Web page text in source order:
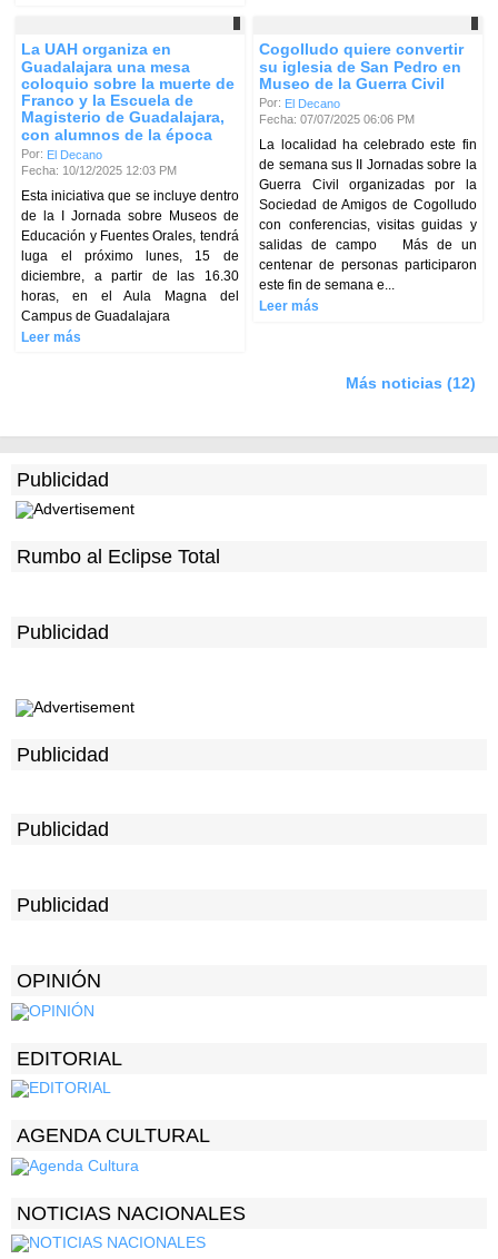
La UAH organiza en
Guadalajara una mesa
coloquio sobre la muerte de
Franco y la Escuela de
Magisterio de Guadalajara,
con alumnos de la época
Por: El Decano
Fecha: 10/12/2025 12:03 PM
Esta iniciativa que se incluye dentro
de la I Jornada sobre Museos de
Educación y Fuentes Orales, tendrá
luga el próximo lunes, 15 de
diciembre, a partir de las 16.30
horas, en el Aula Magna del
Campus de Guadalajara
Leer más
Cogolludo quiere convertir
su iglesia de San Pedro en
Museo de la Guerra Civil
Por: El Decano
Fecha: 07/07/2025 06:06 PM
La localidad ha celebrado este fin
de semana sus II Jornadas sobre la
Guerra Civil organizadas por la
Sociedad de Amigos de Cogolludo
con conferencias, visitas guidas y
salidas de campo Más de un
centenar de personas participaron
este fin de semana e...
Leer más
Más noticias (12)
Publicidad
Rumbo al Eclipse Total
Publicidad
Publicidad
Publicidad
Publicidad
OPINIÓN
EDITORIAL
AGENDA CULTURAL
NOTICIAS NACIONALES